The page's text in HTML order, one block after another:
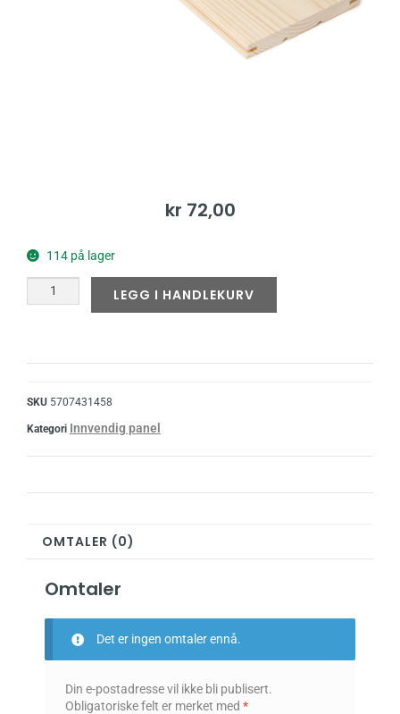
kr 72,00
114 på lager
LEGG I HANDLEKURV
SKU 5707431458
Kategori Innvendig panel
OMTALER (0)
Omtaler
Det er ingen omtaler ennå.
Din e-postadresse vil ikke bli publisert.
Obligatoriske felt er merket med *